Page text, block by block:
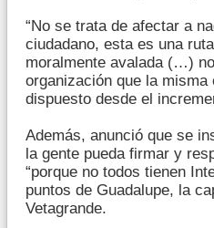
“No se trata de afectar a
ciudadano, esta es una
moralmente avalada (…)
organización que la misma
dispuesto desde el
Además, anunció que se
la gente pueda firmar y
“porque no todos tienen
puntos de Guadalupe, la
Vetagrande.